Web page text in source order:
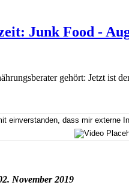
Junk Food -
gehört: Jetzt ist
einverstanden, dass mir externe
November 2019